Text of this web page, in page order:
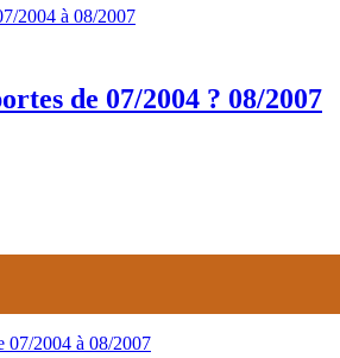
de 07/2004 ? 08/2007